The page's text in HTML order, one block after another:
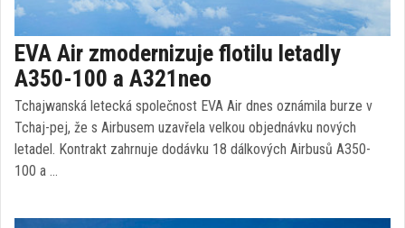
EVA Air zmodernizuje flotilu letadly
A350-100 a A321neo
Tchajwanská letecká společnost EVA Air dnes oznámila burze v
Tchaj-pej, že s Airbusem uzavřela velkou objednávku nových
letadel. Kontrakt zahrnuje dodávku 18 dálkových Airbusů A350-
100 a …